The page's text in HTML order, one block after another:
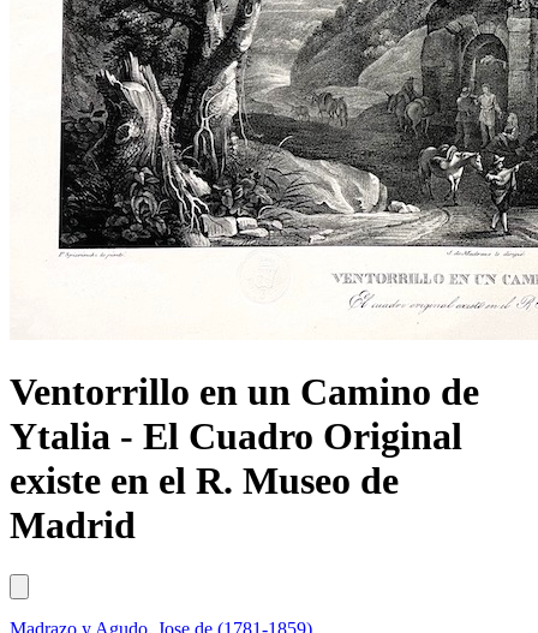
Ventorrillo en un Camino de
Ytalia - El Cuadro Original
existe en el R. Museo de
Madrid
Madrazo y Agudo, Jose de (1781-1859)